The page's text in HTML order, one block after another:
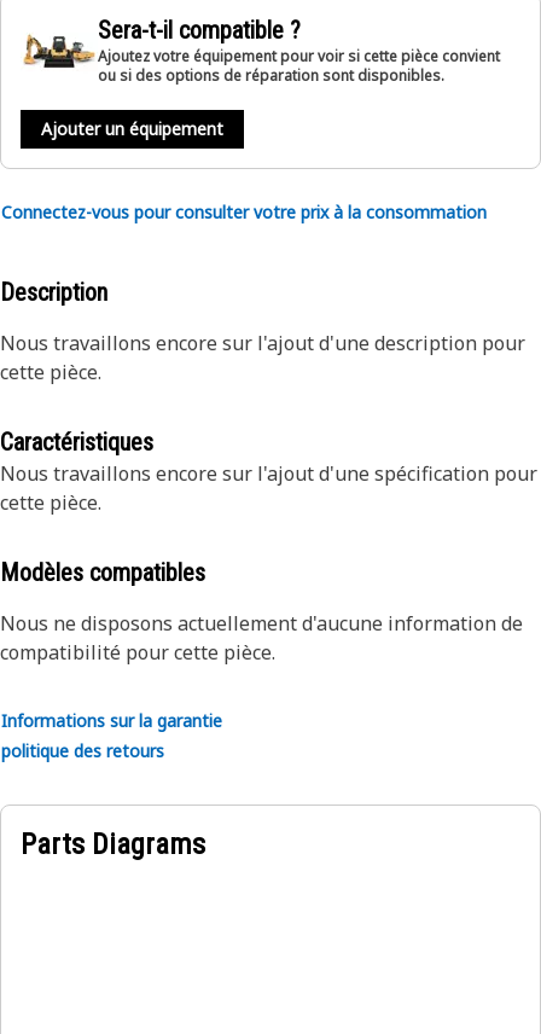
Sera-t-il compatible ?
Ajoutez votre équipement pour voir si cette pièce convient
ou si des options de réparation sont disponibles.
Ajouter un équipement
Connectez-vous pour consulter votre prix à la consommation
Description
Nous travaillons encore sur l'ajout d'une description pour
cette pièce.
Caractéristiques
Nous travaillons encore sur l'ajout d'une spécification pour
cette pièce.
Modèles compatibles
Nous ne disposons actuellement d'aucune information de
compatibilité pour cette pièce.
Informations sur la garantie
politique des retours
Parts Diagrams